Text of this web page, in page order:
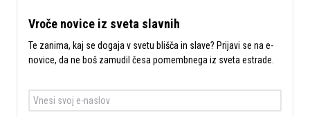
Vroče novice iz sveta slavnih
Te zanima, kaj se dogaja v svetu blišča in slave? Prijavi se na e-
novice, da ne boš zamudil česa pomembnega iz sveta estrade.